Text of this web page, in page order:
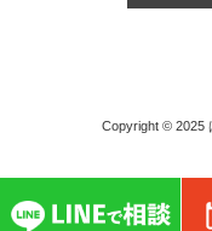
Copyright © 2025